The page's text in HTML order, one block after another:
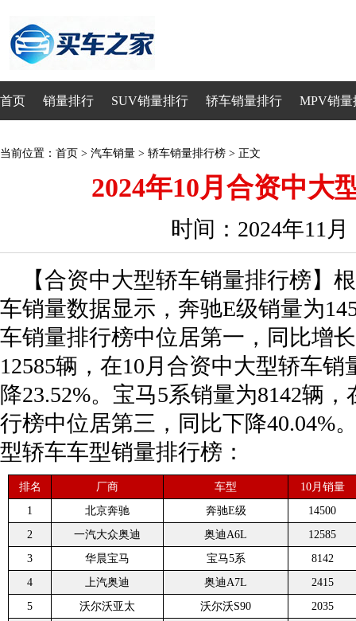
首页 销量排行 SUV销量排行 轿车销量排行 MPV销量
当前位置： 首页 > 汽车销量 > 轿车销量排行榜 > 正文
2024年10月合资中大
时间：2024年11
【合资中大型轿车销量排行榜】
车销量数据显示，奔驰E级销量为
车销量排行榜中位居第一，同比增
12585辆，在10月合资中大型轿车
降23.52%。宝马5系销量为8142辆
行榜中位居第三，同比下降40.04%
型轿车车型销量排行榜：
排名 厂商 车型
10月销量
1
北京奔驰 奔驰E级
14500
2
一汽大众奥迪 奥迪A6L
12585
3
华晨宝马 宝马5系
8142
4
上汽奥迪 奥迪A7L
2415
5
沃尔沃亚太 沃尔沃S90
2035